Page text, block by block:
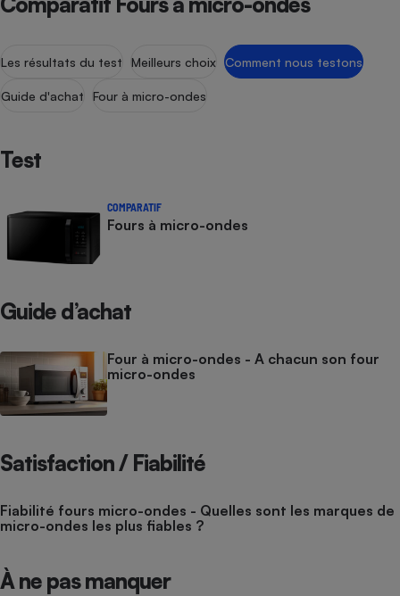
Les résultats du test Meilleurs choix Comment nous testons
Guide d'achat Four à micro-ondes
Test
COMPARATIF
Fours à micro-ondes
Guide d’achat
Four à micro-ondes - A chacun son four
micro-ondes
Satisfaction / Fiabilité
Fiabilité fours micro-ondes - Quelles sont les marques de
micro-ondes les plus fiables ?
À ne pas manquer